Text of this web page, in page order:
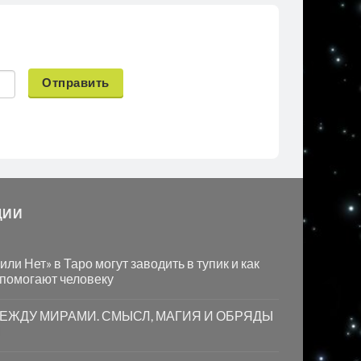
Отправить
Нет» в Таро могут заводить в тупик и как
человеку
МИРАМИ. СМЫСЛ, МАГИЯ И ОБРЯДЫ